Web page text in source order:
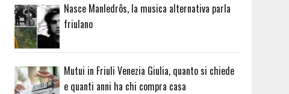
Nasce Manledrôs, la musica alternativa parla
friulano
Mutui in Friuli Venezia Giulia, quanto si chiede
e quanti anni ha chi compra casa